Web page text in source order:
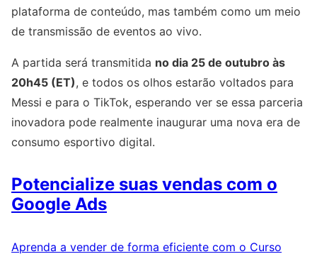
plataforma de conteúdo, mas também como um meio
de transmissão de eventos ao vivo.
A partida será transmitida no dia 25 de outubro às
20h45 (ET), e todos os olhos estarão voltados para
Messi e para o TikTok, esperando ver se essa parceria
inovadora pode realmente inaugurar uma nova era de
consumo esportivo digital.
Potencialize suas vendas com o
Google Ads
Aprenda a vender de forma eficiente com o Curso